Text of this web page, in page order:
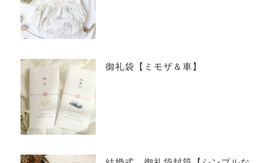
御礼袋【ミモザ＆車】